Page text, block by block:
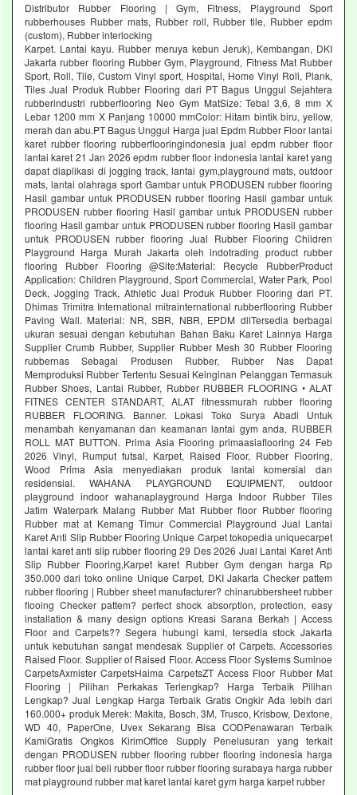
Distributor Rubber Flooring | Gym, Fitness, Playground Sport
rubberhouses Rubber mats, Rubber roll, Rubber tile, Rubber epdm
(custom), Rubber interlocking
Karpet. Lantai kayu. Rubber meruya kebun Jeruk), Kembangan, DKI
Jakarta rubber flooring Rubber Gym, Playground, Fitness Mat Rubber
Sport, Roll, Tile, Custom Vinyl sport, Hospital, Home Vinyl Roll, Plank,
Tiles Jual Produk Rubber Flooring dari PT Bagus Unggul Sejahtera
rubberindustri rubberflooring Neo Gym MatSize: Tebal 3,6, 8 mm X
Lebar 1200 mm X Panjang 10000 mmColor: Hitam bintik biru, yellow,
merah dan abu.PT Bagus Unggul Harga jual Epdm Rubber Floor lantai
karet rubber flooring rubberflooringindonesia jual epdm rubber floor
lantai karet 21 Jan 2026 epdm rubber floor indonesia lantai karet yang
dapat diaplikasi di jogging track, lantai gym,playground mats, outdoor
mats, lantai olahraga sport Gambar untuk PRODUSEN rubber flooring
Hasil gambar untuk PRODUSEN rubber flooring Hasil gambar untuk
PRODUSEN rubber flooring Hasil gambar untuk PRODUSEN rubber
flooring Hasil gambar untuk PRODUSEN rubber flooring Hasil gambar
untuk PRODUSEN rubber flooring Jual Rubber Flooring Children
Playground Harga Murah Jakarta oleh indotrading product rubber
flooring Rubber Flooring @Site:Material: Recycle RubberProduct
Application: Children Playground, Sport Commercial, Water Park, Pool
Deck, Jogging Track, Athletic Jual Produk Rubber Flooring dari PT.
Dhimas Trimitra International mitrainternational rubberflooring Rubber
Paving Wall. Material: NR, SBR, NBR, EPDM dllTersedia berbagai
ukuran sesuai dengan kebutuhan Bahan Baku Karet Lainnya Harga
Supplier Crumb Rubber, Supplier Rubber Mesh 30 Rubber Flooring
rubbernas Sebagai Produsen Rubber, Rubber Nas Dapat
Memproduksi Rubber Tertentu Sesuai Keinginan Pelanggan Termasuk
Rubber Shoes, Lantai Rubber, Rubber RUBBER FLOORING • ALAT
FITNES CENTER STANDART, ALAT fitnessmurah rubber flooring
RUBBER FLOORING. Banner. Lokasi Toko Surya Abadi Untuk
menambah kenyamanan dan keamanan lantai gym anda, RUBBER
ROLL MAT BUTTON. Prima Asia Flooring primaasiaflooring 24 Feb
2026 Vinyl, Rumput futsal, Karpet, Raised Floor, Rubber Flooring,
Wood Prima Asia menyediakan produk lantai komersial dan
residensial. WAHANA PLAYGROUND EQUIPMENT, outdoor
playground indoor wahanaplayground Harga Indoor Rubber Tiles
Jatim Waterpark Malang Rubber Mat Rubber floor Rubber flooring
Rubber mat at Kemang Timur Commercial Playground Jual Lantai
Karet Anti Slip Rubber Flooring Unique Carpet tokopedia uniquecarpet
lantai karet anti slip rubber flooring 29 Des 2026 Jual Lantai Karet Anti
Slip Rubber Flooring,Karpet karet Rubber Gym dengan harga Rp
350.000 dari toko online Unique Carpet, DKI Jakarta Checker pattem
rubber flooring | Rubber sheet manufacturer? chinarubbersheet rubber
flooing Checker pattem? perfect shock absorption, protection, easy
installation & many design options Kreasi Sarana Berkah | Access
Floor and Carpets?? Segera hubungi kami, tersedia stock Jakarta
untuk kebutuhan sangat mendesak Supplier of Carpets. Accessories
Raised Floor. Supplier of Raised Floor. Access Floor Systems Suminoe
CarpetsAxmister CarpetsHaima CarpetsZT Access Floor Rubber Mat
Flooring | Pilihan Perkakas Terlengkap? Harga Terbaik Pilihan
Lengkap? Jual Lengkap Harga Terbaik Gratis Ongkir Ada lebih dari
160.000+ produk Merek: Makita, Bosch, 3M, Trusco, Krisbow, Dextone,
WD 40, PaperOne, Uvex Sekarang Bisa CODPenawaran Terbaik
KamiGratis Ongkos KirimOffice Supply Penelusuran yang terkait
dengan PRODUSEN rubber flooring rubber flooring indonesia harga
rubber floor jual beli rubber floor rubber flooring surabaya harga rubber
mat playground rubber mat karet lantai karet gym harga karpet rubber